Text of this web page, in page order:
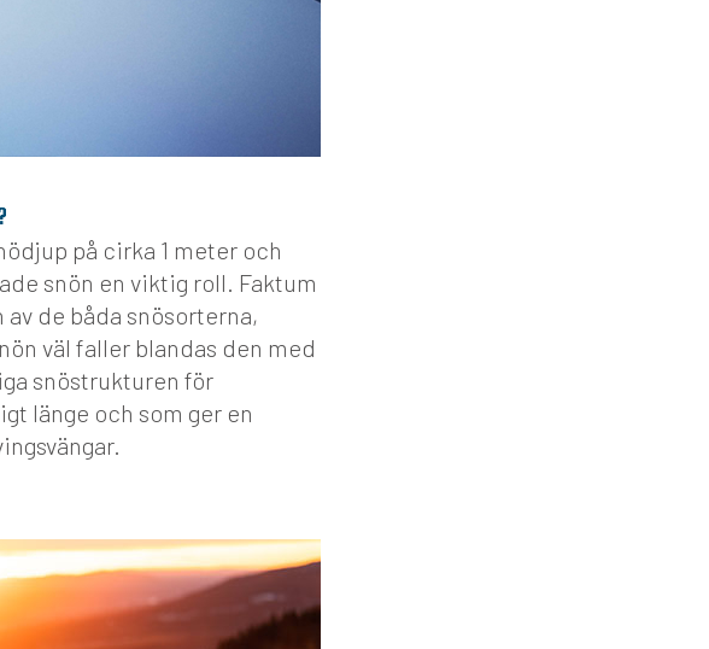
på cirka 1 meter och
snön en viktig roll. Faktum
de båda snösorterna,
väl faller blandas den med
snöstrukturen för
länge och som ger en